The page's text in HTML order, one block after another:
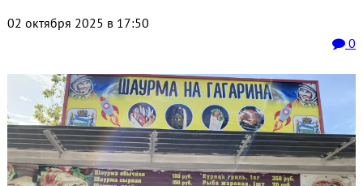
02 октября 2025 в 17:50
0